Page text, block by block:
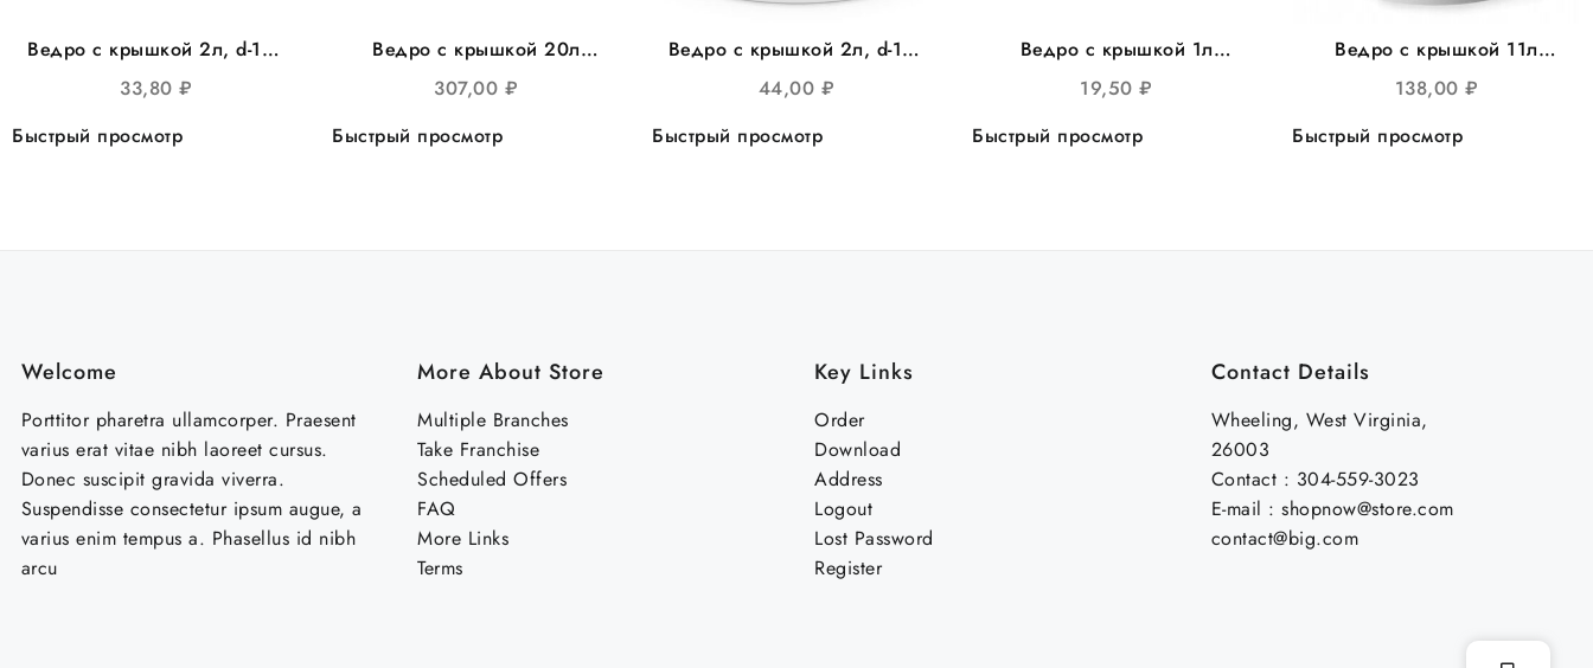
Ведро с крышкой 2л, d-170
круглое 100шт/уп
33,80₽
Быстрый просмотр
Ведро с крышкой 20л
прямоугольное прозрачное
15шт/уп
307,00 ₽
Быстрый просмотр
Ведро с крышкой 2л, d-173
круглое 100шт/уп Перинт
44,00 ₽
Быстрый просмотр
Ведро с крышкой 1л
круглое , d=120мм 200шт/
уп
19,50₽
Быстрый просмотр
Ведро с крышкой 11л
круглое белое, d=300,
20шт/уп
138,00₽
Быстрый просмотр
Welcome
Porttitor pharetra ullamcorper. Praesent
varius erat vitae nibh laoreet cursus.
Donec suscipit gravida viverra.
Suspendisse consectetur ipsum augue, a
varius enim tempus a. Phasellus id nibh
arcu
More About Store
Multiple Branches
Take Franchise
Scheduled Offers
FAQ
More Links
Terms
Key Links
Order
Download
Address
Logout
Lost Password
Register
Contact Details
Wheeling, West Virginia,
26003
Contact : 304-559-3023
E-mail : shopnow@store.com
contact@big.com